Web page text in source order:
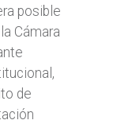
posible
Cámara
de